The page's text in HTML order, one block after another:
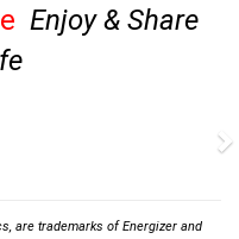
Enjoy & Share
are trademarks of Energizer and